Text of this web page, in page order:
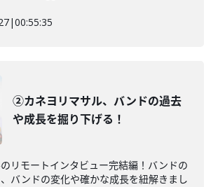
|00:55:35
②カネヨリマサル、バンドの過去
や成長を掘り下げる！
リモートインタビュー完結編！バンドの
バンドの変化や確かな成長を紐解きまし